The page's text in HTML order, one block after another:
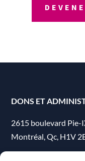
DONS ET
2615 boulevard Pie-
Montréal, Qc, H1V